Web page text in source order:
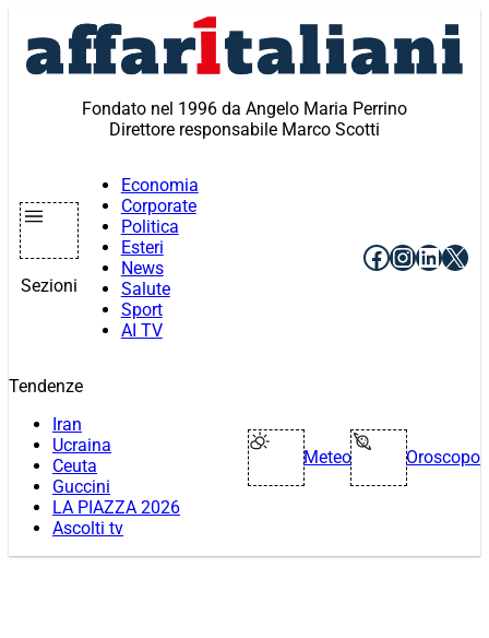
contenuto
Fondato nel 1996 da Angelo Maria Perrino
Direttore responsabile Marco Scotti
Sezioni
Economia
Corporate
Politica
Esteri
News
Salute
Sport
AI TV
Facebook
X
Tendenze
Iran
Ucraina
Ceuta
Guccini
LA PIAZZA 2026
Ascolti tv
Meteo Oroscopo